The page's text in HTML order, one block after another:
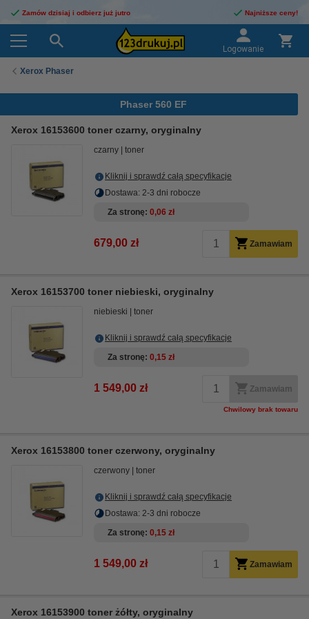
Zamów dzisiaj i odbierz już jutro Najniższe ceny!
Logowanie
Xerox Phaser
Phaser 560 EF
Xerox 16153600 toner czarny, oryginalny
czarny toner
Kliknij i sprawdź całą specyfikacje
Dostawa: 2-3 dni robocze
Za stronę 0,06 zł
679,00 zł Zamawiam
Xerox 16153700 toner niebieski, oryginalny
niebieski toner
Kliknij i sprawdź całą specyfikacje
Za stronę 0,15 zł
1 549,00 zł Zamawiam
Chwilowy brak towaru
Xerox 16153800 toner czerwony, oryginalny
czerwony toner
Kliknij i sprawdź całą specyfikacje
Dostawa: 2-3 dni robocze
Za stronę 0,15 zł
1 549,00 zł Zamawiam
Xerox 16153900 toner żółty, oryginalny